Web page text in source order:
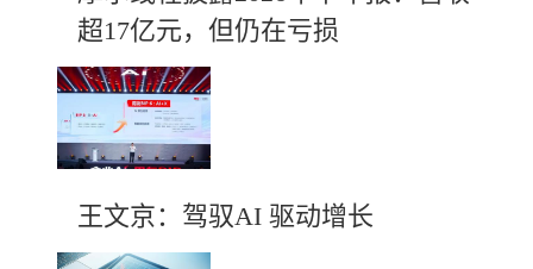
超17亿元，但仍在亏损
王文京：驾驭AI 驱动增长